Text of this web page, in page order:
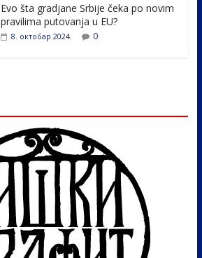
Evo šta gradjane Srbije čeka po novim
pravilima putovanja u EU?
8. октобар 2024. 0